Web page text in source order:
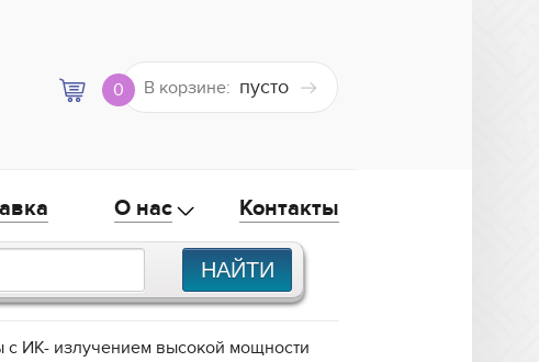
0 В корзине: пусто
О нас Контакты
с ИК- излучением высокой мощности